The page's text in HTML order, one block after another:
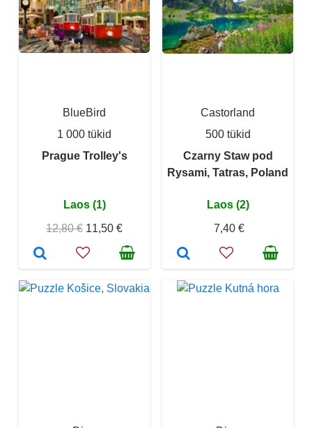
BlueBird
1 000 tükid
Prague Trolley's
Laos (1)
12,80 € 11,50 €
Castorland
500 tükid
Czarny Staw pod
Rysami, Tatras, Poland
Laos (2)
7,40 €